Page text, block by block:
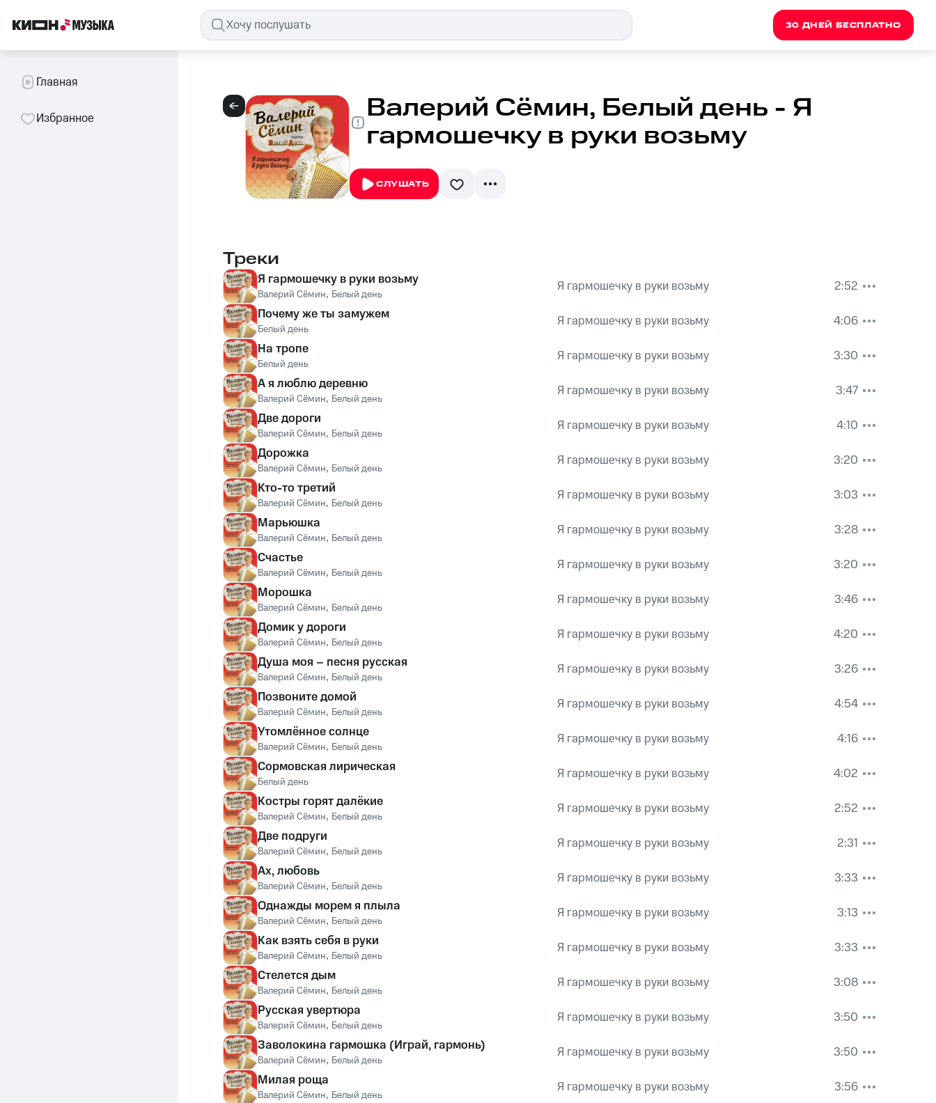
30 ДНЕЙ БЕСПЛАТНО
Главная
Избранное Валерий Сёмин, Белый день - Я
гармошечку в руки возьму
СЛУШАТЬ
Треки
Я гармошечку в руки возьму
Валерий Сёмин, Белый день Я гармошечку в руки возьму
2:52
Почему же ты замужем
Белый день Я гармошечку в руки возьму
4:06
На тропе
Белый день Я гармошечку в руки возьму
3:30
А я люблю деревню
Валерий Сёмин, Белый день Я гармошечку в руки возьму
3:47
Две дороги
Валерий Сёмин, Белый день Я гармошечку в руки возьму
4:10
Дорожка
Валерий Сёмин, Белый день Я гармошечку в руки возьму
3:20
Кто-то третий
Валерий Сёмин, Белый день Я гармошечку в руки возьму
3:03
Марьюшка
Валерий Сёмин, Белый день Я гармошечку в руки возьму
3:28
Счастье
Валерий Сёмин, Белый день Я гармошечку в руки возьму
3:20
Морошка
Валерий Сёмин, Белый день Я гармошечку в руки возьму
3:46
Домик у дороги
Валерий Сёмин, Белый день Я гармошечку в руки возьму
4:20
Душа моя – песня русская
Валерий Сёмин, Белый день Я гармошечку в руки возьму
3:26
Позвоните домой
Валерий Сёмин, Белый день Я гармошечку в руки возьму
4:54
Утомлённое солнце
Валерий Сёмин, Белый день Я гармошечку в руки возьму
4:16
Сормовская лирическая
Белый день Я гармошечку в руки возьму
4:02
Костры горят далёкие
Валерий Сёмин, Белый день Я гармошечку в руки возьму
2:52
Две подруги
Валерий Сёмин, Белый день Я гармошечку в руки возьму
2:31
Ах, любовь
Валерий Сёмин, Белый день Я гармошечку в руки возьму
3:33
Однажды морем я плыла
Валерий Сёмин, Белый день Я гармошечку в руки возьму
3:13
Как взять себя в руки
Валерий Сёмин, Белый день Я гармошечку в руки возьму
3:33
Стелется дым
Валерий Сёмин, Белый день Я гармошечку в руки возьму
3:08
Русская увертюра
Валерий Сёмин, Белый день Я гармошечку в руки возьму
3:50
Заволокина гармошка (Играй, гармонь)
Валерий Сёмин, Белый день Я гармошечку в руки возьму
3:50
Милая роща
Валерий Сёмин, Белый день Я гармошечку в руки возьму
3:56